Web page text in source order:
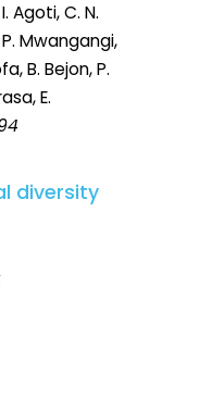
Agoti, C. N.
Mwangangi,
B. Bejon, P.
E.
diversity